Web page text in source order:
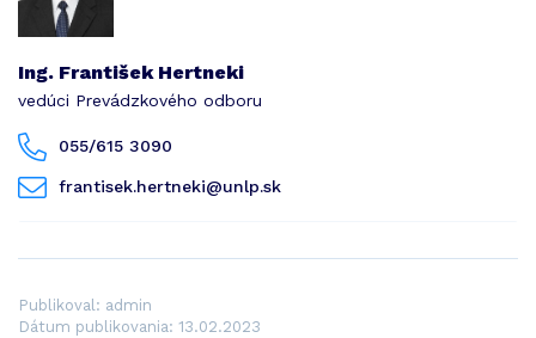
Ing. František Hertneki
vedúci Prevádzkového odboru
055/615 3090
frantisek.hertneki@unlp.sk
Publikoval: admin
Dátum publikovania: 13.02.2023